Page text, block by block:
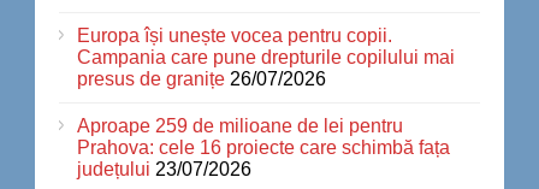
Europa își unește vocea pentru copii.
Campania care pune drepturile copilului mai
presus de granițe 26/07/2026
Aproape 259 de milioane de lei pentru
Prahova: cele 16 proiecte care schimbă fața
județului 23/07/2026